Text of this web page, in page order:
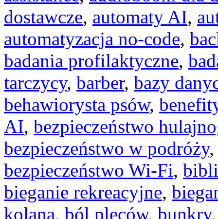
dostawcze, automaty AI,
automatyzacja no-code,
badania profilaktyczne,
tarczycy, barber, bazy
behawiorysta psów,
AI, bezpieczeństwo
bezpieczeństwo w podróży
bezpieczeństwo Wi-Fi,
bieganie rekreacyjne,
kolana, ból pleców, bunkry